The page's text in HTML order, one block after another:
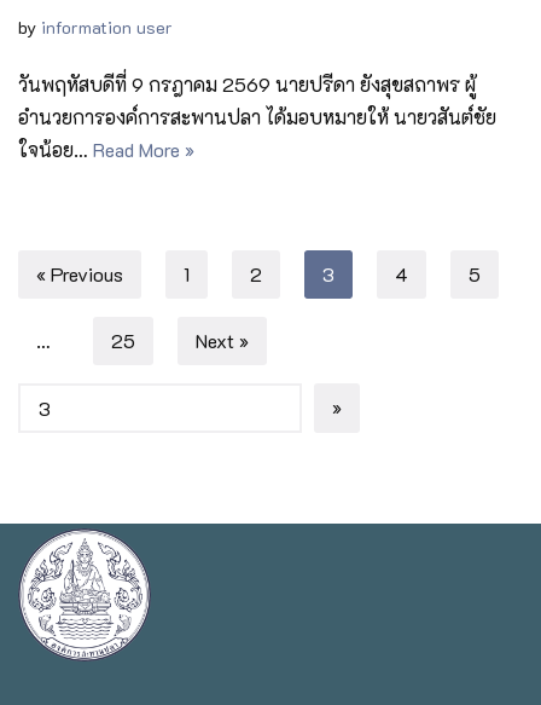
by information user
วันพฤหัสบดีที่ 9 กรฎาคม 2569 นายปรีดา ยังสุขสถาพร ผู้
อำนวยการองค์การสะพานปลา ได้มอบหมายให้ นายวสันต์ชัย
ใจน้อย… Read More »
« Previous 1 2 3 4 5
… 25 Next »